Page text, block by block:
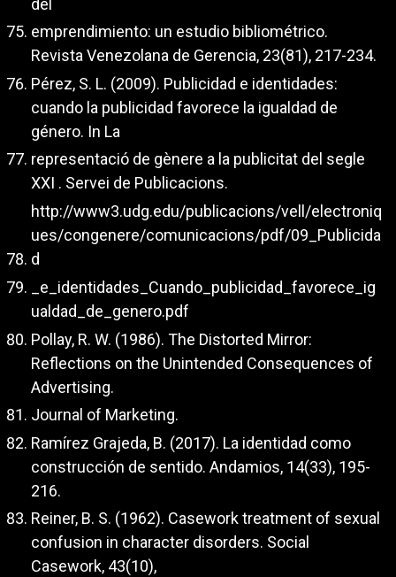
del
emprendimiento: un estudio bibliométrico.
Revista Venezolana de Gerencia, 23(81), 217-234.
Pérez, S. L. (2009). Publicidad e identidades:
cuando la publicidad favorece la igualdad de
género. In La
representació de gènere a la publicitat del segle
XXI . Servei de Publicacions.
http://www3.udg.edu/publicacions/vell/electroniq
ues/congenere/comunicacions/pdf/09_Publicida
d
_e_identidades_Cuando_publicidad_favorece_ig
ualdad_de_genero.pdf
Pollay, R. W. (1986). The Distorted Mirror:
Reflections on the Unintended Consequences of
Advertising.
Journal of Marketing.
Ramírez Grajeda, B. (2017). La identidad como
construcción de sentido. Andamios, 14(33), 195-
216.
Reiner, B. S. (1962). Casework treatment of sexual
confusion in character disorders. Social
Casework, 43(10),